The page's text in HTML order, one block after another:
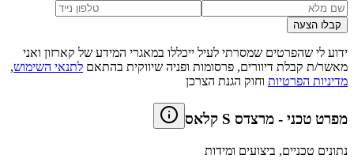
קבלו הצעה
ידוע לי שהפרטים שמסרתי לעיל ייכללו במאגרי המידע של קארזון ואני
מאשר/ת קבלת דיוורים, פרסומות ופניה שיווקית בהתאם לתנאי השימוש,
מדיניות הפרטיות וחוק הגנת הצרכן
מפרט טכני - מרצדס S קלאס
נתונים טכניים, ביצועים ומידות